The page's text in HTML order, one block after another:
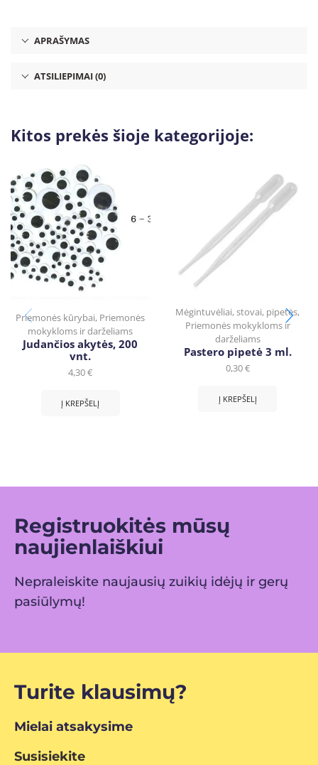
APRAŠYMAS
ATSILIEPIMAI (0)
Kitos prekės šioje kategorijoje:
Priemonės kūrybai, Priemonės
mokykloms ir darželiams
Judančios akytės, 200
vnt.
4,30€
Į KREPŠELĮ
Mėgintuvėliai, stovai, pipetės,
Priemonės mokykloms ir
darželiams
Pastero pipetė 3 ml.
0,30€
Į KREPŠELĮ
Registruokitės mūsų
naujienlaiškiui
Nepraleiskite naujausių zuikių idėjų ir gerų
pasiūlymų!
Turite klausimų?
Mielai atsakysime
Susisiekite